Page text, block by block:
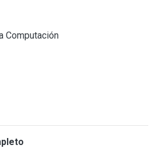
Computación